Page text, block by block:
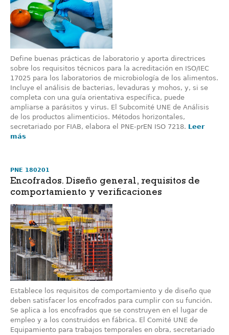
Define buenas prácticas de laboratorio y aporta directrices
sobre los requisitos técnicos para la acreditación en ISO/IEC
17025 para los laboratorios de microbiología de los alimentos.
Incluye el análisis de bacterias, levaduras y mohos, y, si se
completa con una guía orientativa específica, puede
ampliarse a parásitos y virus. El Subcomité UNE de Análisis
de los productos alimenticios. Métodos horizontales,
secretariado por FIAB, elabora el PNE-prEN ISO 7218. Leer
más
PNE 180201
Encofrados. Diseño general, requisitos de
comportamiento y verificaciones
Establece los requisitos de comportamiento y de diseño que
deben satisfacer los encofrados para cumplir con su función.
Se aplica a los encofrados que se construyen en el lugar de
empleo y a los construidos en fábrica. El Comité UNE de
Equipamiento para trabajos temporales en obra, secretariado